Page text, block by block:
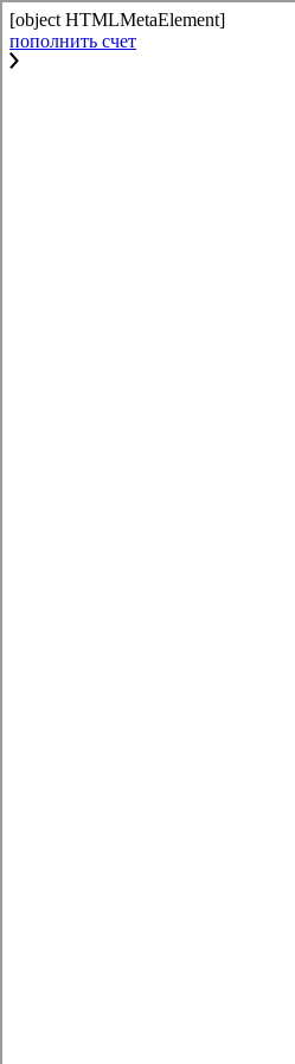
[object HTMLMetaElement]
пополнить счет